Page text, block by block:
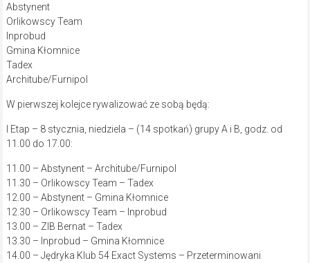
Abstynent
Orlikowscy Team
Inprobud
Gmina Kłomnice
Tadex
Architube/Furnipol
W pierwszej kolejce rywalizować ze sobą będą:
I Etap – 8 stycznia, niedziela – (14 spotkań) grupy A i B, godz. od
11.00 do 17.00:
11.00 – Abstynent – Architube/Furnipol
11.30 – Orlikowscy Team – Tadex
12.00 – Abstynent – Gmina Kłomnice
12.30 – Orlikowscy Team – Inprobud
13.00 – ZIB Bernat – Tadex
13.30 – Inprobud – Gmina Kłomnice
14.00 – Jędryka Klub 54 Exact Systems – Przeterminowani